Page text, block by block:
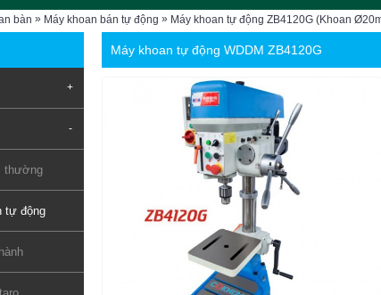
bàn » Máy khoan bán tự động » Máy khoan tự động ZB4120G (Khoan
+
-
thường
tự động
Máy khoan tự động WDDM ZB4120G